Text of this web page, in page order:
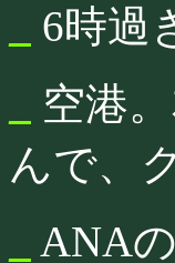
6時過
空港
んで、
ANA